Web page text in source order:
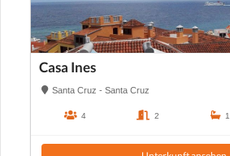
Casa Ines
Santa Cruz - Santa Cruz
4 2 1